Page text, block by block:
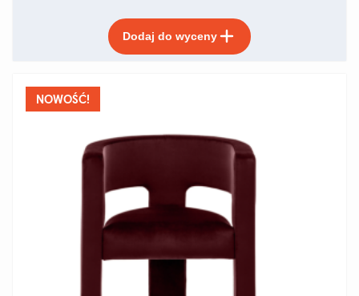
Dodaj do wyceny
produkt
ma
wybrać
produktu
NOWOŚĆ!